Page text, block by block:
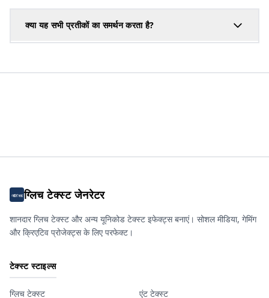
क्या यह सभी प्रतीकों का समर्थन करता है?
ग्लिच टेक्स्ट जेनरेटर
शानदार ग्लिच टेक्स्ट और अन्य यूनिकोड टेक्स्ट इफेक्ट्स बनाएं। सोशल मीडिया, गेमिंग
और क्रिएटिव प्रोजेक्ट्स के लिए परफेक्ट।
टेक्स्ट स्टाइल्स
ग्लिच टेक्स्ट एंट टेक्स्ट